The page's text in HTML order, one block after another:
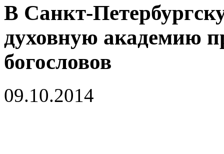
В Санкт-
духовную академию
богословов
09.10.2014